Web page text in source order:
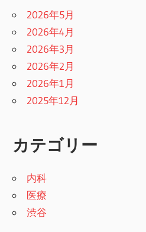
2026年5月
2026年4月
2026年3月
2026年2月
2026年1月
2025年12月
カテゴリー
内科
医療
渋谷